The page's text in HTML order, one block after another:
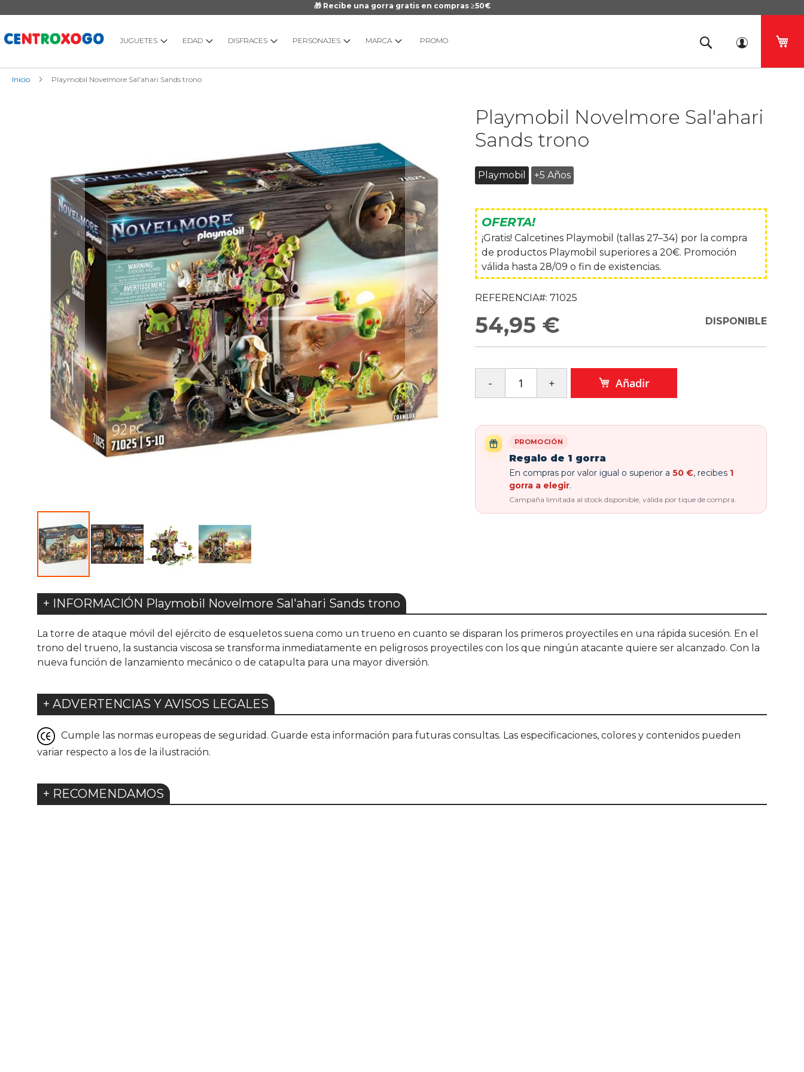
🎁 Recibe una gorra gratis en compras ≥50€
al
JUGUETES EDAD DISFRACES PERSONAJES MARCA PROMO
Inicio Playmobil Novelmore Sal'ahari Sands trono
Playmobil Novelmore Sal'ahari
Sands trono
Playmobil +5 Años
OFERTA!
¡Gratis! Calcetines Playmobil (tallas 27–34) por la compra
de productos Playmobil superiores a 20€. Promoción
válida hasta 28/09 o fin de existencias.
REFERENCIA#: 71025
54,95 € DISPONIBLE
Añadir
PROMOCIÓN
Regalo de 1 gorra
En compras por valor igual o superior a 50 €, recibes 1
gorra a elegir.
Campaña limitada al stock disponible, válida por tique de compra.
imágenes
galería
+ INFORMACIÓN Playmobil Novelmore Sal'ahari Sands trono
La torre de ataque móvil del ejército de esqueletos suena como un trueno en cuanto se disparan los primeros proyectiles en una rápida sucesión. En el
trono del trueno, la sustancia viscosa se transforma inmediatamente en peligrosos proyectiles con los que ningún atacante quiere ser alcanzado. Con la
nueva función de lanzamiento mecánico o de catapulta para una mayor diversión.
+ ADVERTENCIAS Y AVISOS LEGALES
Cumple las normas europeas de seguridad. Guarde esta información para futuras consultas. Las especificaciones, colores y contenidos pueden
variar respecto a los de la ilustración.
+ RECOMENDAMOS